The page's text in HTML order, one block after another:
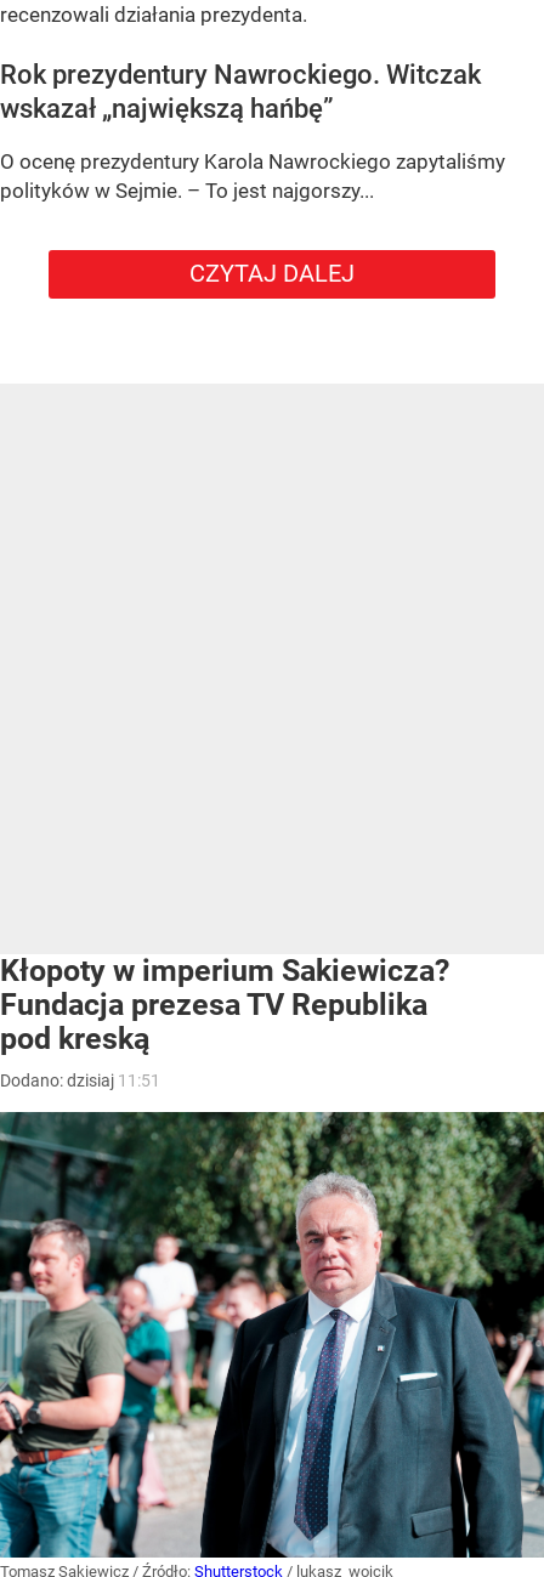
recenzowali działania prezydenta.
Rok prezydentury Nawrockiego. Witczak
wskazał „największą hańbę”
O ocenę prezydentury Karola Nawrockiego zapytaliśmy
polityków w Sejmie. – To jest najgorszy...
CZYTAJ DALEJ
Kłopoty w imperium Sakiewicza?
Fundacja prezesa TV Republika
pod kreską
Dodano:dzisiaj 11:51
Tomasz Sakiewicz / Źródło: Shutterstock / lukasz_wojcik